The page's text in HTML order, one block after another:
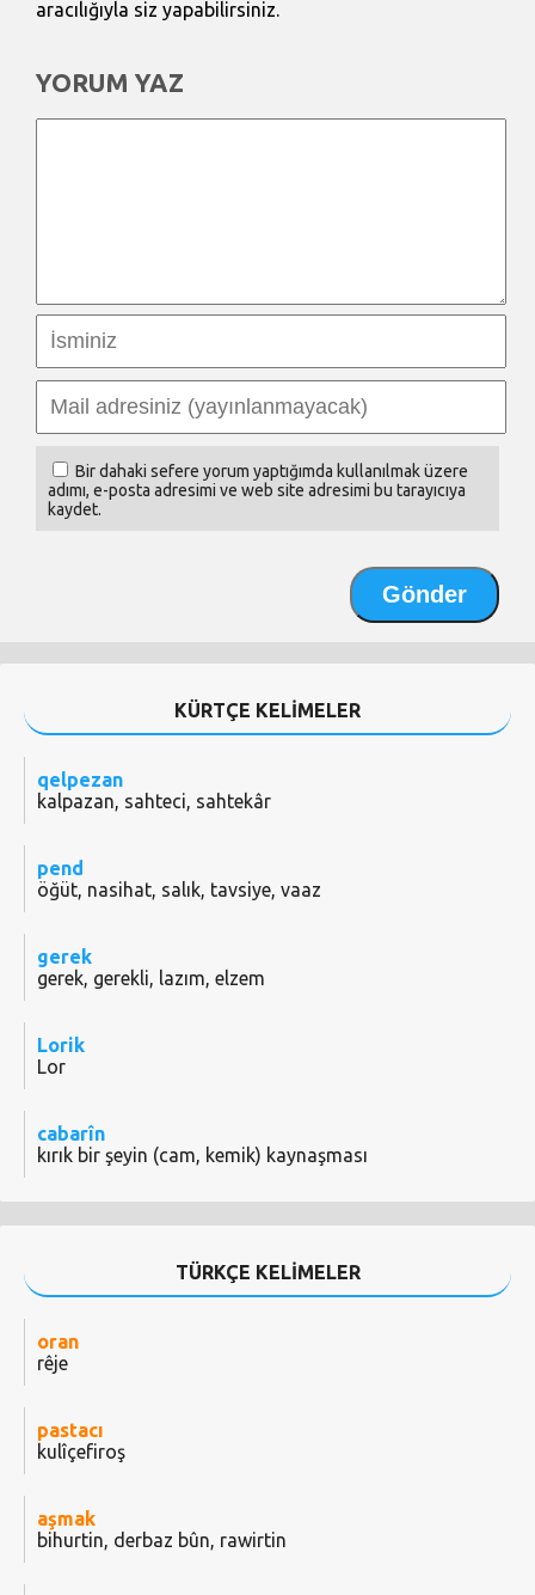
aracılığıyla siz yapabilirsiniz.
YORUM YAZ
Bir dahaki sefere yorum yaptığımda kullanılmak üzere
adımı, e-posta adresimi ve web site adresimi bu tarayıcıya
kaydet.
KÜRTÇE KELİMELER
qelpezan
kalpazan, sahteci, sahtekâr
pend
öğüt, nasihat, salık, tavsiye, vaaz
gerek
gerek, gerekli, lazım, elzem
Lorik
Lor
cabarîn
kırık bir şeyin (cam, kemik) kaynaşması
TÜRKÇE KELİMELER
oran
rêje
pastacı
kulîçefiroş
aşmak
bihurtin, derbaz bûn, rawirtin